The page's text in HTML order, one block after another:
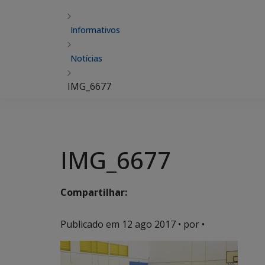
Informativos
Notícias
IMG_6677
IMG_6677
Compartilhar:
Publicado em 12 ago 2017 • por •